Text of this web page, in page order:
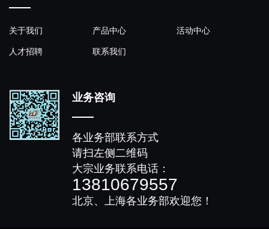
关于我们 产品中心 活动中心
人才招聘 联系我们
业务咨询
各业务部联系方式
请扫左侧二维码
大宗业务联系电话：
13810679557
北京、上海各业务部欢迎您！